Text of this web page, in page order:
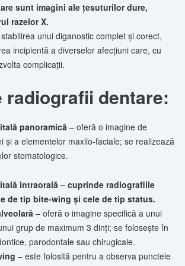
sunt imagini ale ţesuturilor dure,
razelor X.
unui diganostic complet şi corect,
incipientă a diverselor afecţiuni care, cu
complicaţii.
radiografii dentare:
panoramică – oferă o imagine de
şi a elementelor maxilo-faciale; se realizează
stomatologice.
intraorală – cuprinde radiografiile
de tip bite-wing şi cele de tip status.
– oferă o imagine specifică a unui
grup de maximum 3 dinţi; se foloseşte în
parodontale sau chirugicale.
– este folosită pentru a observa punctele